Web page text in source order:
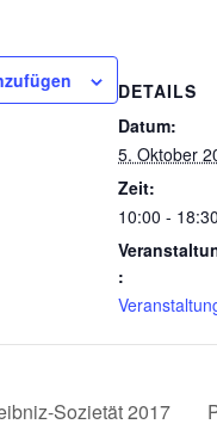
DETAILS
Datum:
5. Oktober
Zeit:
10:00 - 18:30
:
Sozietät 2017